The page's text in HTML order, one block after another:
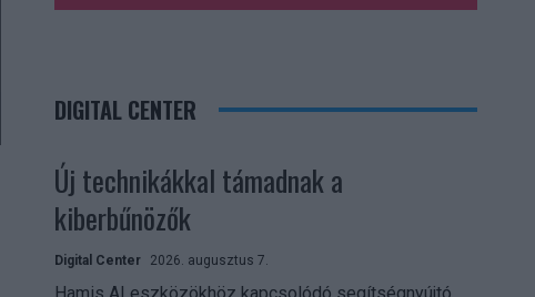
DIGITAL CENTER
Új technikákkal támadnak a
kiberbűnözők
Digital Center 2026. augusztus 7.